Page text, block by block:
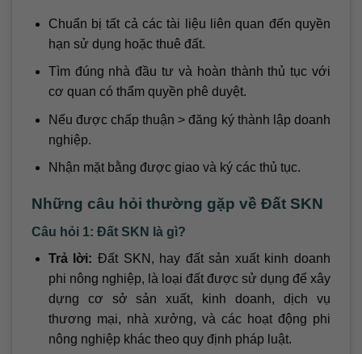
Chuẩn bị tất cả các tài liệu liên quan đến quyền
hạn sử dụng hoặc thuê đất.
Tìm đúng nhà đầu tư và hoàn thành thủ tục với
cơ quan có thẩm quyền phê duyệt.
Nếu được chấp thuận > đăng ký thành lập doanh
nghiệp.
Nhận mặt bằng được giao và ký các thủ tục.
Những câu hỏi thường gặp về Đất SKN
Câu hỏi 1: Đất SKN là gì?
Trả lời: Đất SKN, hay đất sản xuất kinh doanh
phi nông nghiệp, là loại đất được sử dụng để xây
dựng cơ sở sản xuất, kinh doanh, dịch vụ
thương mại, nhà xưởng, và các hoạt động phi
nông nghiệp khác theo quy định pháp luật.